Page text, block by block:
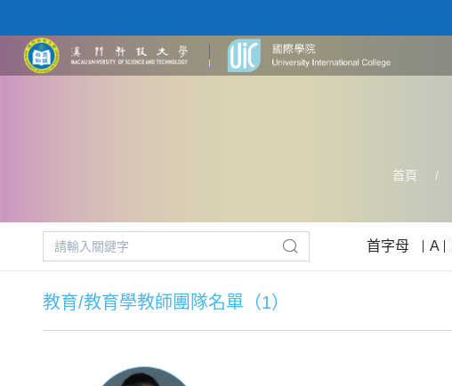
首頁 /
首字母 A
教育/教育學教師團隊名單（1）